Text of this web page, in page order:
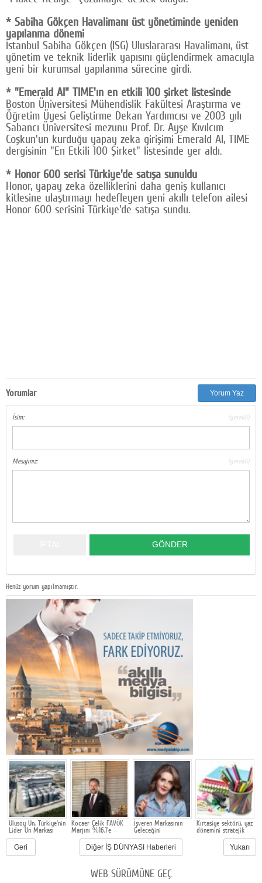
* Sabiha Gökçen Havalimanı üst yönetiminde yeniden
yapılanma dönemi
İstanbul Sabiha Gökçen (ISG) Uluslararası Havalimanı, üst
yönetim ve teknik liderlik yapısını güçlendirmek amacıyla
yeni bir kurumsal yapılanma sürecine girdi.
* "Emerald AI" TIME'ın en etkili 100 şirket listesinde
Boston Üniversitesi Mühendislik Fakültesi Araştırma ve
Öğretim Üyesi Geliştirme Dekan Yardımcısı ve 2003 yılı
Sabancı Üniversitesi mezunu Prof. Dr. Ayşe Kıvılcım
Coşkun'un kurduğu yapay zeka girişimi Emerald AI, TIME
dergisinin "En Etkili 100 Şirket" listesinde yer aldı.
* Honor 600 serisi Türkiye'de satışa sunuldu
Honor, yapay zeka özelliklerini daha geniş kullanıcı
kitlesine ulaştırmayı hedefleyen yeni akıllı telefon ailesi
Honor 600 serisini Türkiye'de satışa sundu.
Yorumlar Yorum Yaz
İsim: (gerekli)
Mesajınız: (gerekli)
Henüz yorum yapılmamıştır.
Ulusoy Un, Türkiye'nin
Lider Un Markası
Olmayı Sürdürüyor
Kocaer Çelik FAVÖK
Marjını %16,1'e
Yükselterek Bilanço
Yapısını
Güçlendirmeye
Devam Etti
İşveren Markasının
Geleceğini
Şekillendiren
Akademi 16. Kez
Başlıyor
Kırtasiye sektörü, yaz
dönemini stratejik
hazırlık ve dönüşüm
süreciyle yönetiyor
Geri Diğer İŞ DÜNYASI Haberleri Yukarı
WEB SÜRÜMÜNE GEÇ